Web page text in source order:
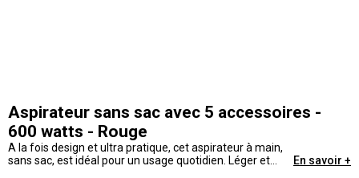
Aspirateur sans sac avec 5 accessoires -
600 watts - Rouge
A la fois design et ultra pratique, cet aspirateur à main,
sans sac, est idéal pour un usage quotidien. Léger et
En savoir +